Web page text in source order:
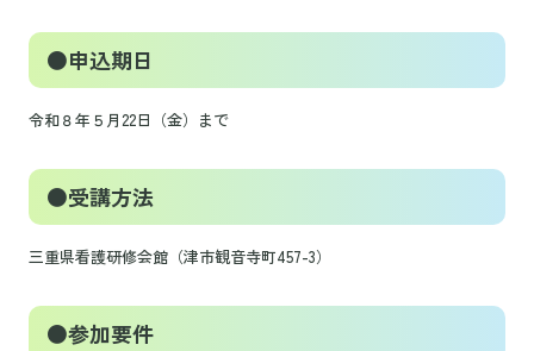
●申込期日
令和８年５月22日（金）まで
●受講方法
三重県看護研修会館（津市観音寺町457-3）
●参加要件